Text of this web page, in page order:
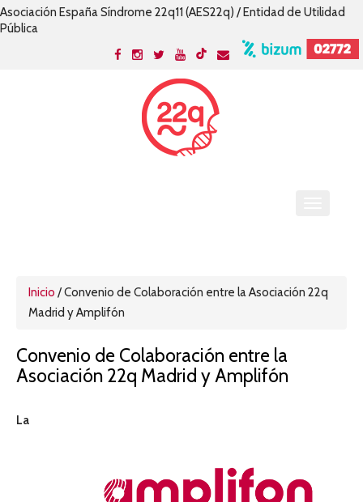
Asociación España Síndrome 22q11 (AES22q) / Entidad de Utilidad
Pública
Inicio /Convenio de Colaboración entre la Asociación 22q
Madrid y Amplifón
Convenio de Colaboración entre la
Asociación 22q Madrid y Amplifón
La